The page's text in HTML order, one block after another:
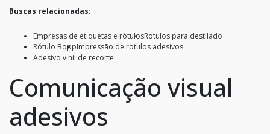
Buscas relacionadas:
Empresas de etiquetas e rótulosRotulos para destilado
Rótulo BoppImpressão de rotulos adesivos
Adesivo vinil de recorte
Comunicação visual
adesivos